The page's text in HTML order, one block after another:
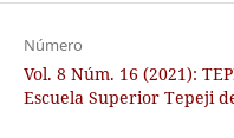
Número
Vol. 8 Núm. 16 (2021):
Escuela Superior Tepeji